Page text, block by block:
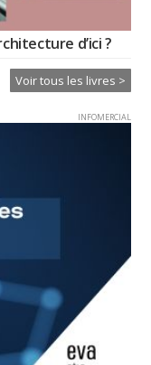
d’ici ?
Voir tous les livres >
INFOMERCIAL